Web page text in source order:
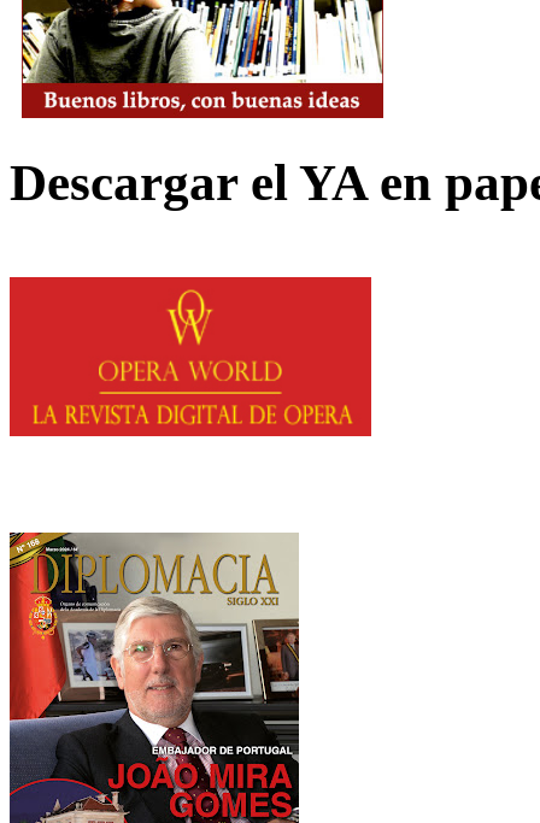
Descargar el YA en